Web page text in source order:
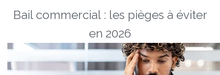
Bail commercial : les pièges à éviter
en 2026